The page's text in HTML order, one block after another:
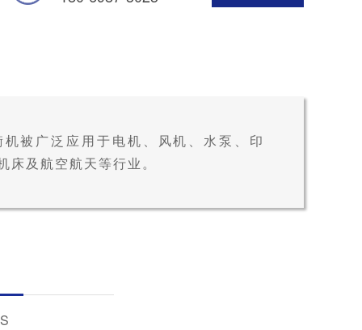
被广泛应用于电机、风机、水泵、印
及航空航天等行业。